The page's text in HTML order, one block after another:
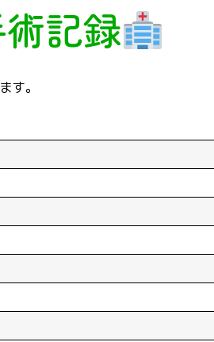
術記録
す。